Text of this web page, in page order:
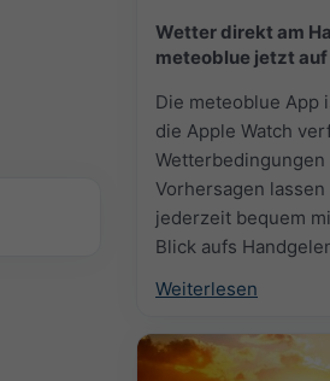
Wetter direkt am
meteoblue jetzt
Die meteoblue App
die Apple Watch
Vorhersagen
jederzeit bequem
Blick aufs
Weiterlesen